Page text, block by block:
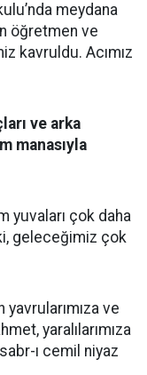
meydana
öğretmen ve
kavruldu. Acımız
ve arka
manasıyla
yuvaları çok daha
geleceğimiz çok
yavrularımıza ve
yaralılarımıza
ı cemil niyaz